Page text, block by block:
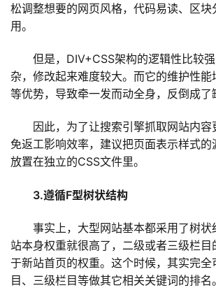
松调整想要的网页风格，代码易读、区
用。
但是，DIV+CSS架构的逻辑性比较
杂，修改起来难度较大。而它的维护性能
等优势，导致牵一发而动全身，反倒成了
因此，为了让搜索引擎抓取网站内
免返工影响效率，建议把页面表示样式的
放置在独立的CSS文件里。
3.遵循F型树状结构
事实上，大型网站基本都采用了树状
站本身权重就很高了，二级或者三级栏目
于新站首页的权重。这个时候，其实完全
目、三级栏目等做其它相关关键词的排名。